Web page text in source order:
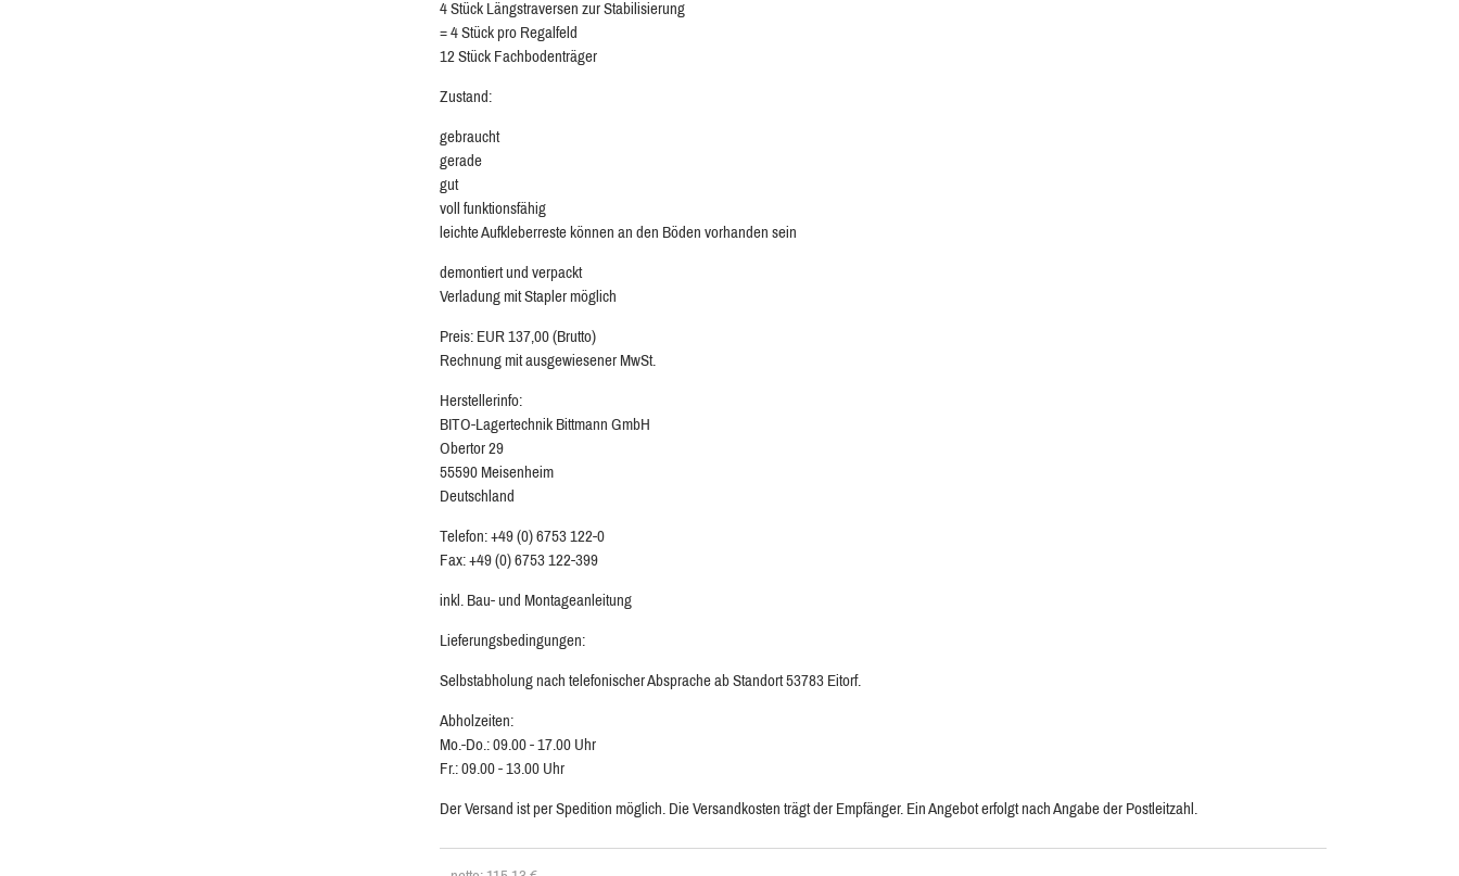
4 Stück Längstraversen zur Stabilisierung
= 4 Stück pro Regalfeld
12 Stück Fachbodenträger
Zustand:
gebraucht
gerade
gut
voll funktionsfähig
leichte Aufkleberreste können an den Böden vorhanden sein
demontiert und verpackt
Verladung mit Stapler möglich
Preis: EUR 137,00 (Brutto)
Rechnung mit ausgewiesener MwSt.
Herstellerinfo:
BITO-Lagertechnik Bittmann GmbH
Obertor 29
55590 Meisenheim
Deutschland
Telefon: +49 (0) 6753 122-0
Fax: +49 (0) 6753 122-399
inkl. Bau- und Montageanleitung
Lieferungsbedingungen:
Selbstabholung nach telefonischer Absprache ab Standort 53783 Eitorf.
Abholzeiten:
Mo.-Do.: 09.00 - 17.00 Uhr
Fr.: 09.00 - 13.00 Uhr
Der Versand ist per Spedition möglich. Die Versandkosten trägt der Empfänger. Ein Angebot erfolgt nach Angabe der Postleitzahl.